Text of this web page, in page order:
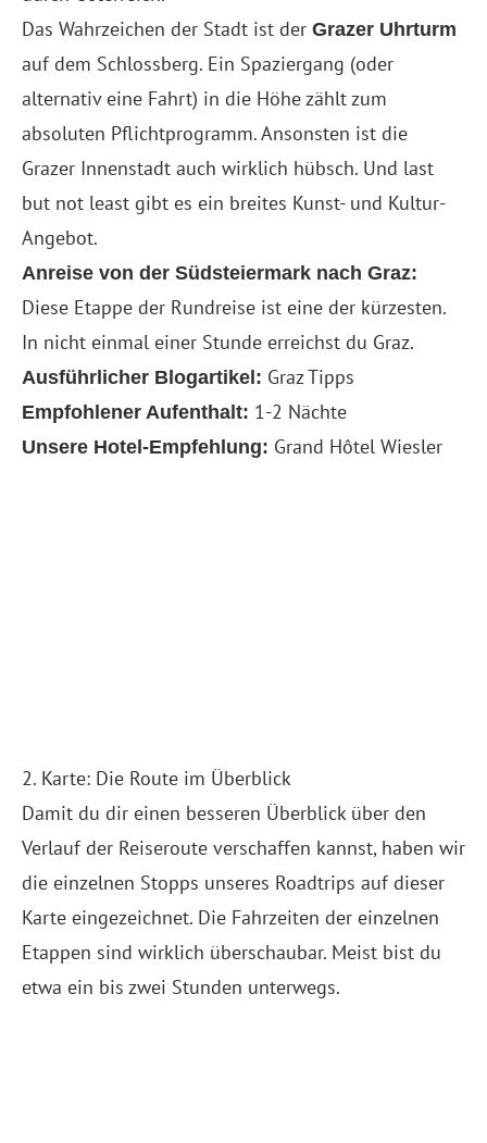
Das Wahrzeichen der Stadt ist der Grazer Uhrturm
auf dem Schlossberg. Ein Spaziergang (oder
alternativ eine Fahrt) in die Höhe zählt zum
absoluten Pflichtprogramm. Ansonsten ist die
Grazer Innenstadt auch wirklich hübsch. Und last
but not least gibt es ein breites Kunst- und Kultur-
Angebot.
Anreise von der Südsteiermark nach Graz:
Diese Etappe der Rundreise ist eine der kürzesten.
In nicht einmal einer Stunde erreichst du Graz.
Ausführlicher Blogartikel: Graz Tipps
Empfohlener Aufenthalt: 1-2 Nächte
Unsere Hotel-Empfehlung: Grand Hôtel Wiesler
2. Karte: Die Route im Überblick
Damit du dir einen besseren Überblick über den
Verlauf der Reiseroute verschaffen kannst, haben wir
die einzelnen Stopps unseres Roadtrips auf dieser
Karte eingezeichnet. Die Fahrzeiten der einzelnen
Etappen sind wirklich überschaubar. Meist bist du
etwa ein bis zwei Stunden unterwegs.